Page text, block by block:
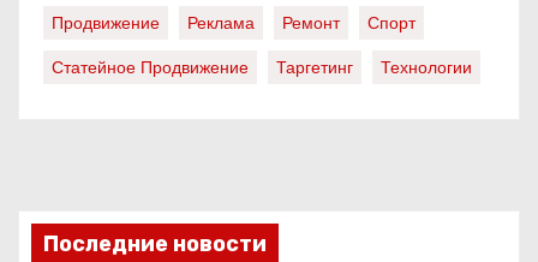
Продвижение
Реклама Ремонт
Спорт
Статейное Продвижение
Таргетинг Технологии
Последние новости